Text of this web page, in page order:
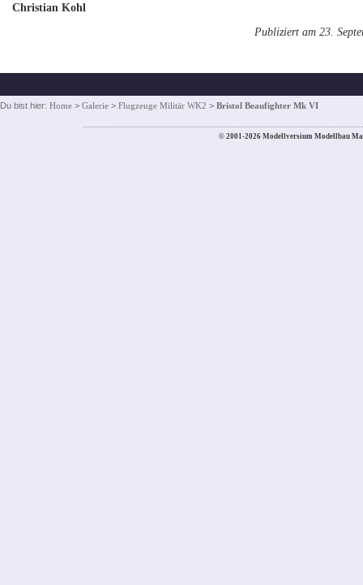
Christian Kohl
Publiziert am 23.
Du bist hier: Home > Galerie > Flugzeuge Militär WK2 > Bristol Beaufighter Mk VI
© 2001-2026 Modellversium Modellbau